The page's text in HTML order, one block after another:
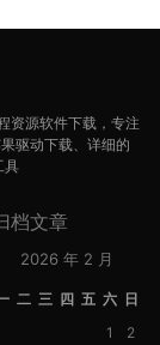
资源软件下载，专注
驱动下载、详细的
具
档文章
2026 年 2 月
二 三 四 五 六 日
1
2